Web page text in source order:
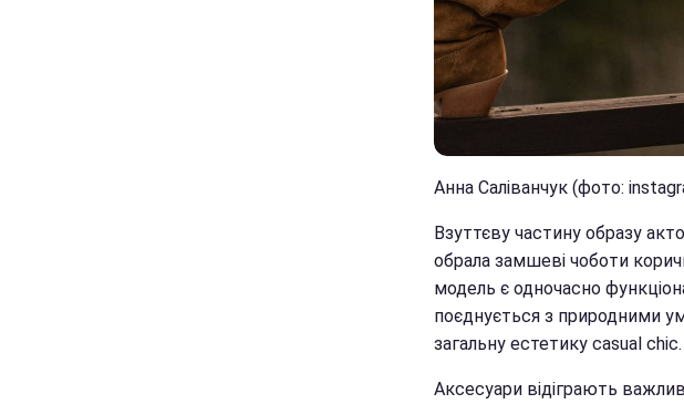
Анна Саліванчук (фото:
Взуттєву частину образу
обрала замшеві чоботи
модель є одночасно
поєднується з природними
загальну естетику casual chic.
Аксесуари відіграють